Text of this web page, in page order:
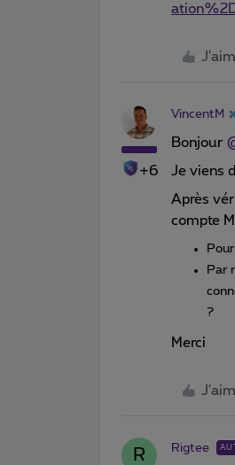
+6
VincentM
Bonjour
Je viens
Après
compte
Par
?
Merci
R Rigtee